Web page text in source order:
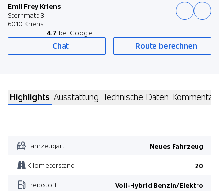
Emil Frey Kriens
Sternmatt 3
6010 Kriens
4.7 bei Google
Chat Route berechnen
Highlights Ausstattung Technische Daten Kommentar
Fahrzeugart Neues Fahrzeug
Kilometerstand 20
Treibstoff Voll-Hybrid Benzin/Elektro